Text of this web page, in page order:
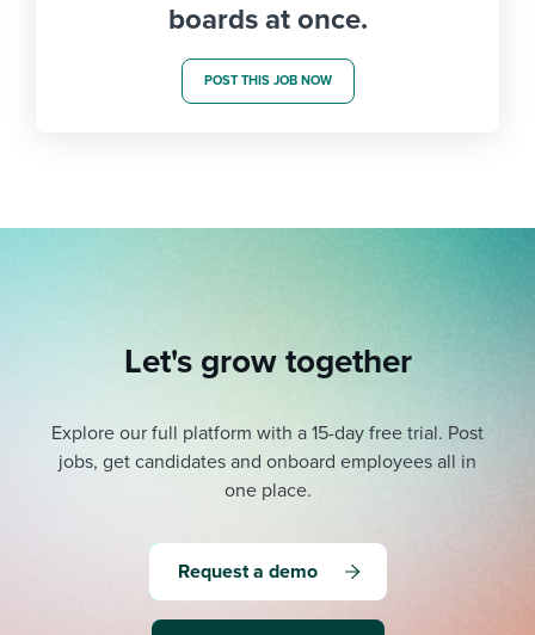
boards at once.
POST THIS JOB NOW
Let's grow together
Explore our full platform with a 15-day free trial. Post
jobs, get candidates and onboard employees all in
one place.
Request a demo